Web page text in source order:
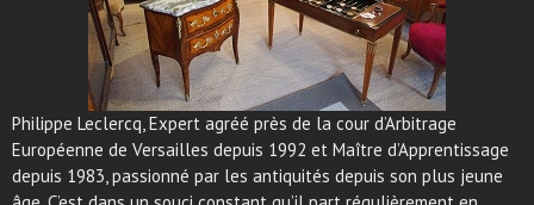
Philippe Leclercq, Expert agréé près de la cour d’Arbitrage
Européenne de Versailles depuis 1992 et Maître d’Apprentissage
depuis 1983, passionné par les antiquités depuis son plus jeune